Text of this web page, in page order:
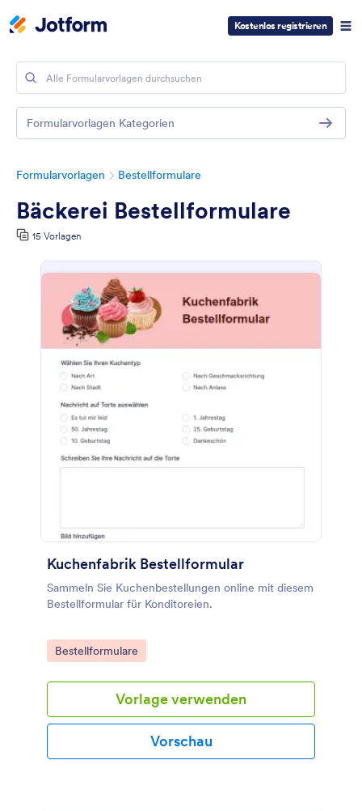
Kostenlos registrieren
Formularvorlagen Bestellformulare
Bäckerei Bestellformulare
15 Vorlagen
Kuchenfabrik Bestellformular
Sammeln Sie Kuchenbestellungen online mit diesem
Bestellformular für Konditoreien.
Go to Category:
Bestellformulare
Vorlage verwenden
Vorschau
Formularvorlagen Kategorien